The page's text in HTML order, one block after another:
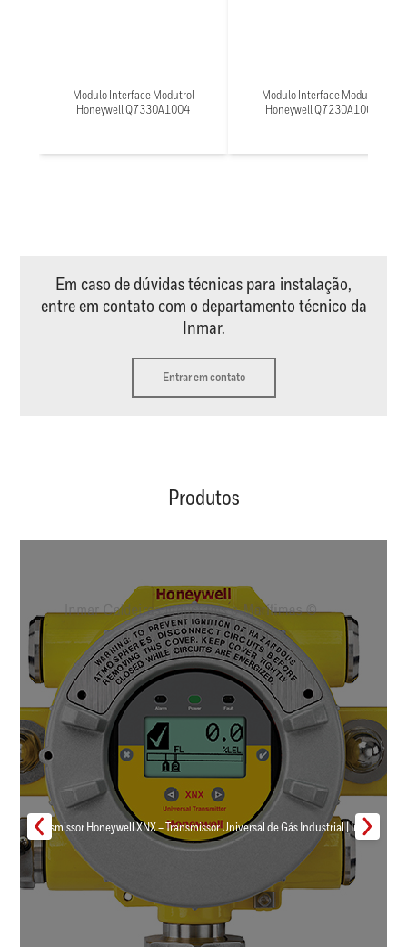
Modulo Interface Modutrol
Honeywell Q7330A1004
Modulo Interface Modutrol
Honeywell Q7230A1005
Em caso de dúvidas técnicas para instalação,
entre em contato com o departamento técnico da
Inmar.
Entrar em contato
Produtos
Transmissor Honeywell XNX – Transmissor Universal de Gás Industrial | Inmar